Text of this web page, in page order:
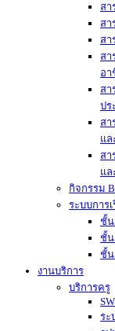
สา
สา
สา
สา
อา
สา
ปร
สา
แล
สา
แล
กิจกรรม
ระบบการ
ชั้น
ชั้น
ชั้น
งานบริการ
บริการครู
ระ